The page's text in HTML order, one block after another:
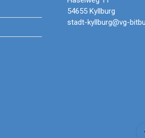
54655 Kyllburg
stadt-kyllburg@vg-